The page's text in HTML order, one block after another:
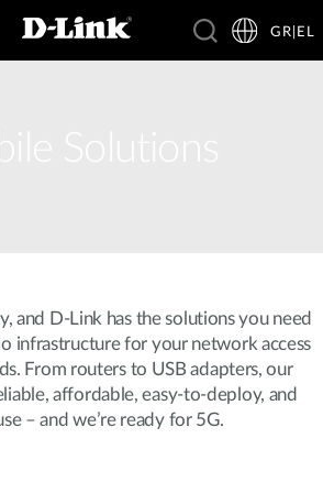
GR|EL
and D-Link has the solutions you need
infrastructure for your network access
From routers to USB adapters, our
affordable, easy-to-deploy, and
– and we’re ready for 5G.